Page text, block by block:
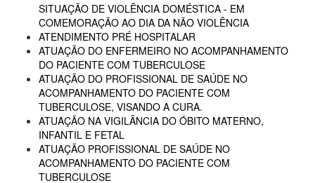
SITUAÇÃO DE VIOLÊNCIA DOMÉSTICA - EM
COMEMORAÇÃO AO DIA DA NÃO VIOLÊNCIA
ATENDIMENTO PRÉ HOSPITALAR
ATUAÇÃO DO ENFERMEIRO NO ACOMPANHAMENTO
DO PACIENTE COM TUBERCULOSE
ATUAÇÃO DO PROFISSIONAL DE SAÚDE NO
ACOMPANHAMENTO DO PACIENTE COM
TUBERCULOSE, VISANDO A CURA.
ATUAÇÃO NA VIGILÂNCIA DO ÓBITO MATERNO,
INFANTIL E FETAL
ATUAÇÃO PROFISSIONAL DE SAÚDE NO
ACOMPANHAMENTO DO PACIENTE COM
TUBERCULOSE